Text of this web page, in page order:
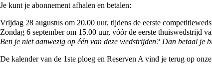
Je kunt je abonnement afhalen en betalen:
Vrijdag 28 augustus om 20.00 uur, tijdens de eerste
Zondag 6 september om 15.00 uur, vóór de eerste thuiswedstrijd
Ben je niet aanwezig op één van deze wedstrijden? Dan betaal je
De kalender van de 1ste ploeg en Reserven A vind je terug op